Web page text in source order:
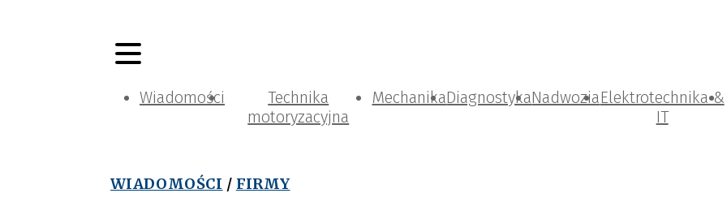
Wiadomości
Technika
motoryzacyjna
MechanikaDiagnostykaNadwoziaElektrotechnika &
IT
WIADOMOŚCI / FIRMY